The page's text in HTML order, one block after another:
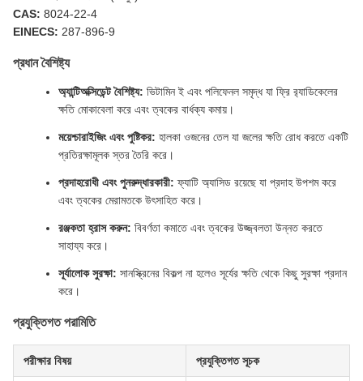
CAS: 8024-22-4
EINECS: 287-896-9
প্রধান বৈশিষ্ট্য
অ্যান্টিঅক্সিডেন্ট বৈশিষ্ট্য: ভিটামিন ই এবং পলিফেনল সমৃদ্ধ যা ফ্রি র‍্যাডিকেলের
ক্ষতি মোকাবেলা করে এবং ত্বকের বার্ধক্য কমায়।
ময়েশ্চারাইজিং এবং পুষ্টিকর: হালকা ওজনের তেল যা জলের ক্ষতি রোধ করতে একটি
প্রতিরক্ষামূলক স্তর তৈরি করে।
প্রদাহরোধী এবং পুনরুদ্ধারকারী: ফ্যাটি অ্যাসিড রয়েছে যা প্রদাহ উপশম করে
এবং ত্বকের মেরামতকে উৎসাহিত করে।
রঞ্জকতা হ্রাস করুন: বিবর্ণতা কমাতে এবং ত্বকের উজ্জ্বলতা উন্নত করতে
সাহায্য করে।
সূর্যালোক সুরক্ষা: সানস্ক্রিনের বিকল্প না হলেও সূর্যের ক্ষতি থেকে কিছু সুরক্ষা প্রদান
করে।
প্রযুক্তিগত পরামিতি
পরীক্ষার বিষয় প্রযুক্তিগত সূচক